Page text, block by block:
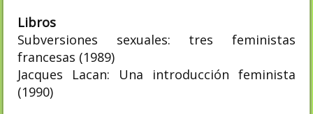
Libros
Subversiones sexuales: tres feministas
francesas (1989)
Jacques Lacan: Una introducción feminista
(1990)